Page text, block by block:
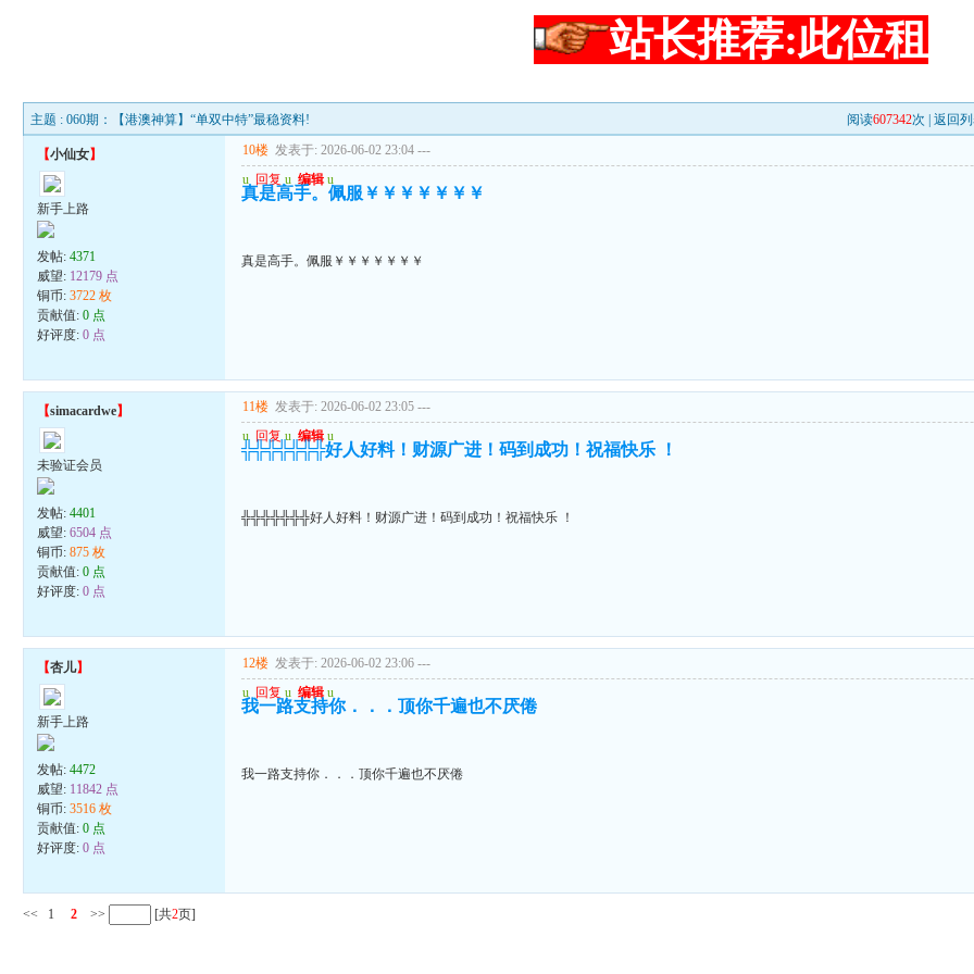
站长推荐:此位租
主题 : 060期：【港澳神算】“单双中特”最稳资料! 阅读607342次 |返回
【小仙女】
新手上路
发帖:4371
威望: 12179 点
铜币:3722 枚
贡献值:0 点
好评度:0 点
10楼 发表于: 2026-06-02 23:04 ---
u 回复 u 编辑 u
真是高手。佩服￥￥￥￥￥￥￥
真是高手。佩服￥￥￥￥￥￥￥
【simacardwe】
未验证会员
发帖:4401
威望:6504 点
铜币:875 枚
贡献值:0 点
好评度:0 点
11楼 发表于: 2026-06-02 23:05 ---
u 回复 u 编辑 u
╬╬╬╬╬╬╬好人好料！财源广进！码到成功！祝福快乐 ！
╬╬╬╬╬╬╬好人好料！财源广进！码到成功！祝福快乐 ！
【杏儿】
新手上路
发帖:4472
威望: 11842 点
铜币:3516 枚
贡献值:0 点
好评度:0 点
12楼 发表于: 2026-06-02 23:06 ---
u 回复 u 编辑 u
我一路支持你．．．顶你千遍也不厌倦
我一路支持你．．．顶你千遍也不厌倦
<< 1 2 >> [共2页]